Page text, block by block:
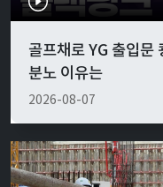
골프채로 YG 출입
분노 이유는
2026-08-07